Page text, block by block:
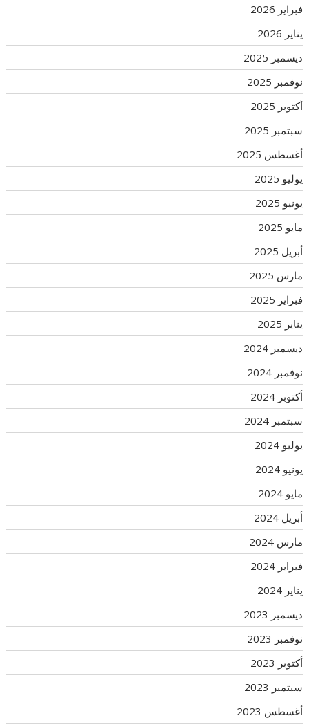
فبراير 2026
يناير 2026
ديسمبر 2025
نوفمبر 2025
أكتوبر 2025
سبتمبر 2025
أغسطس 2025
يوليو 2025
يونيو 2025
مايو 2025
أبريل 2025
مارس 2025
فبراير 2025
يناير 2025
ديسمبر 2024
نوفمبر 2024
أكتوبر 2024
سبتمبر 2024
يوليو 2024
يونيو 2024
مايو 2024
أبريل 2024
مارس 2024
فبراير 2024
يناير 2024
ديسمبر 2023
نوفمبر 2023
أكتوبر 2023
سبتمبر 2023
أغسطس 2023